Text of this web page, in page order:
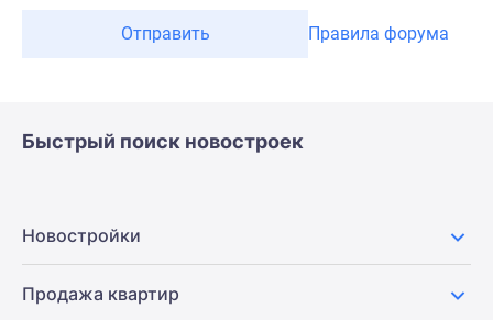
Отправить Правила форума
Быстрый поиск новостроек
Новостройки
Продажа квартир